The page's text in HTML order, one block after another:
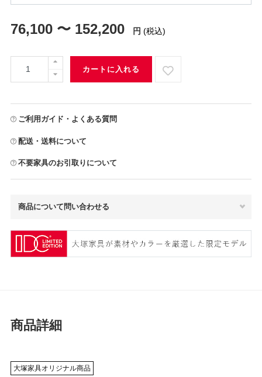
76,100 〜 152,200 円 (税込)
カートに入れる
ご利用ガイド・よくある質問
配送・送料について
不要家具のお引取りについて
商品について問い合わせる
商品詳細
大塚家具オリジナル商品